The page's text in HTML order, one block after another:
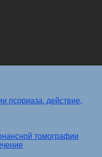
псориаза, действие,
томографии